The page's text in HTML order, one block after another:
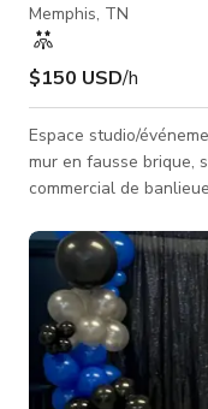
Memphis, TN
$150 USD/h
Espace studio/
mur en fausse brique,
commercial de
de retraite, showers
réunions ou toute occasion
pour transformation. Parking gratuit à l'avant et à l'arrière du
bâtiment.